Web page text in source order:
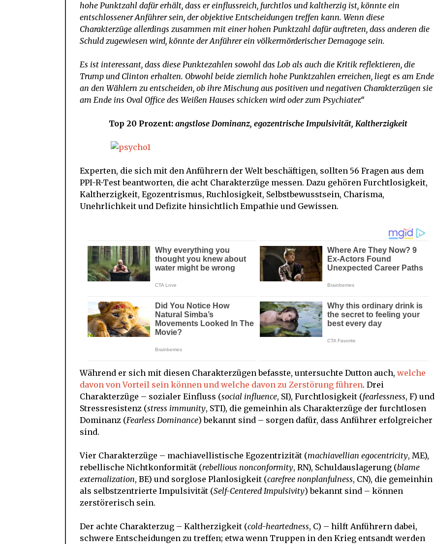
hohe Punktzahl dafür erhält, dass er einflussreich, furchtlos und kaltherzig ist, könnte ein
entschlossener Anführer sein, der objektive Entscheidungen treffen kann. Wenn diese
Charakterzüge allerdings zusammen mit einer hohen Punktzahl dafür auftreten, dass anderen die
Schuld zugewiesen wird, könnte der Anführer ein völkermörderischer Demagoge sein.
Es ist interessant, dass diese Punktezahlen sowohl das Lob als auch die Kritik reflektieren, die
Trump und Clinton erhalten. Obwohl beide ziemlich hohe Punktzahlen erreichen, liegt es am Ende
an den Wählern zu entscheiden, ob ihre Mischung aus positiven und negativen Charakterzügen sie
am Ende ins Oval Office des Weißen Hauses schicken wird oder zum Psychiater.“
Top 20 Prozent: angstlose Dominanz, egozentrische Impulsivität, Kaltherzigkeit
Experten, die sich mit den Anführern der Welt beschäftigen, sollten 56 Fragen aus dem
PPI-R-Test beantworten, die acht Charakterzüge messen. Dazu gehören Furchtlosigkeit,
Kaltherzigkeit, Egozentrismus, Ruchlosigkeit, Selbstbewusstsein, Charisma,
Unehrlichkeit und Defizite hinsichtlich Empathie und Gewissen.
Während er sich mit diesen Charakterzügen befasste, untersuchte Dutton auch, welche
davon von Vorteil sein können und welche davon zu Zerstörung führen. Drei
Charakterzüge – sozialer Einfluss (social influence, SI), Furchtlosigkeit (fearlessness, F) und
Stressresistenz (stress immunity, STI), die gemeinhin als Charakterzüge der furchtlosen
Dominanz (Fearless Dominance) bekannt sind – sorgen dafür, dass Anführer erfolgreicher
sind.
Vier Charakterzüge – machiavellistische Egozentrizität (machiavellian egocentricity, ME),
rebellische Nichtkonformität (rebellious nonconformity, RN), Schuldauslagerung (blame
externalization, BE) und sorglose Planlosigkeit (carefree nonplanfulness, CN), die gemeinhin
als selbstzentrierte Impulsivität (Self-Centered Impulsivity) bekannt sind – können
zerstörerisch sein.
Der achte Charakterzug – Kaltherzigkeit (cold-heartedness, C) – hilft Anführern dabei,
schwere Entscheidungen zu treffen; etwa wenn Truppen in den Krieg entsandt werden